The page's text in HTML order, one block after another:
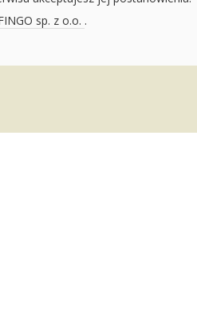
sp. z o.o. .